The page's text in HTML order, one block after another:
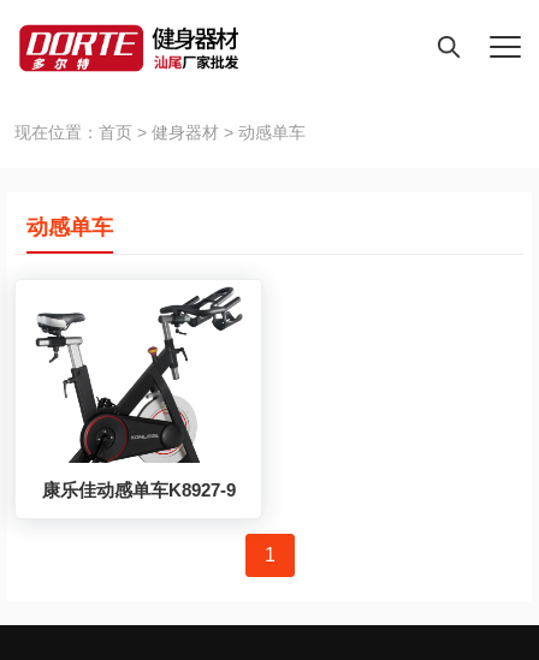
现在位置： 首页 > 健身器材 > 动感单车
动感单车
康乐佳动感单车K8927-9
1